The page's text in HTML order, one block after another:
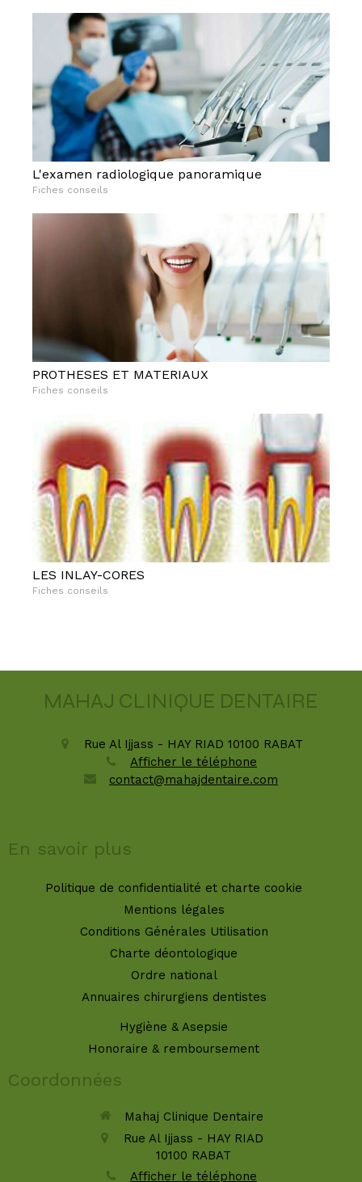
L'examen radiologique panoramique
Fiches conseils
PROTHESES ET MATERIAUX
Fiches conseils
LES INLAY-CORES
Fiches conseils
MAHAJ CLINIQUE DENTAIRE
Rue Al Ijjass - HAY RIAD 10100 RABAT
Afficher le téléphone
contact@mahajdentaire.com
En savoir plus
Politique de confidentialité et charte cookie
Mentions légales
Conditions Générales Utilisation
Charte déontologique
Ordre national
Annuaires chirurgiens dentistes
Hygiène & Asepsie
Honoraire & remboursement
Coordonnées
Mahaj Clinique Dentaire
Rue Al Ijjass - HAY RIAD
10100 RABAT
Afficher le téléphone